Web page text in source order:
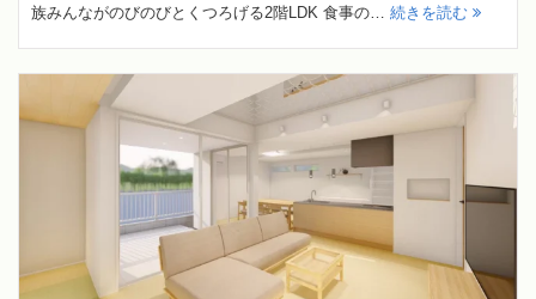
族みんながのびのびとくつろげる2階LDK 食事の… 続きを読む